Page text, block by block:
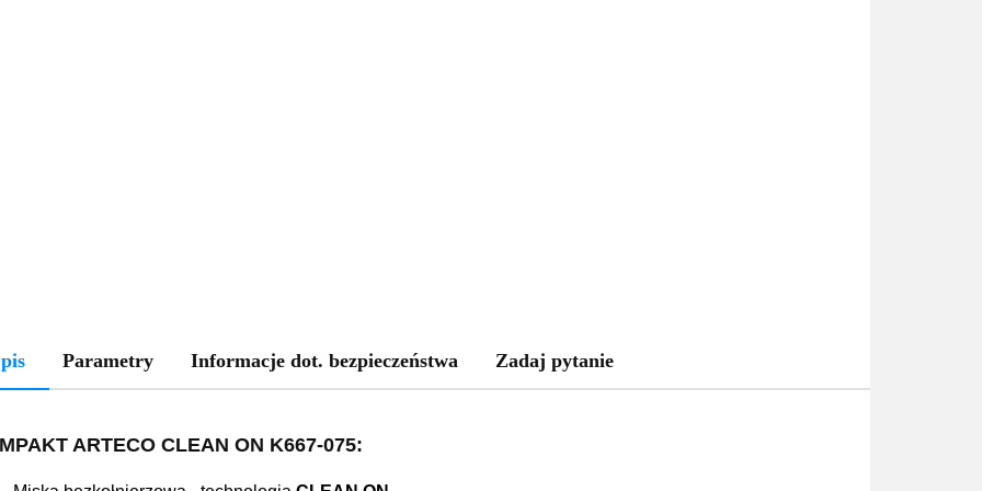
Parametry Informacje dot. bezpieczeństwa Zadaj pytanie
ARTECO CLEAN ON K667-075: